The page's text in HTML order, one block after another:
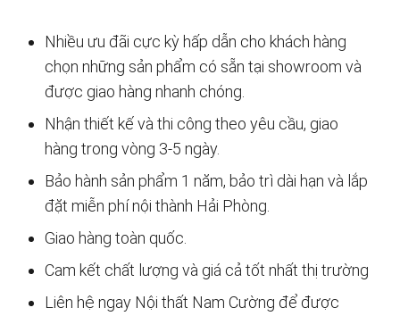
Nhiều ưu đãi cực kỳ hấp dẫn cho khách hàng
chọn những sản phẩm có sẵn tại showroom và
được giao hàng nhanh chóng.
Nhận thiết kế và thi công theo yêu cầu, giao
hàng trong vòng 3-5 ngày.
Bảo hành sản phẩm 1 năm, bảo trì dài hạn và lắp
đặt miễn phí nội thành Hải Phòng.
Giao hàng toàn quốc.
Cam kết chất lượng và giá cả tốt nhất thị trường
Liên hệ ngay Nội thất Nam Cường để được